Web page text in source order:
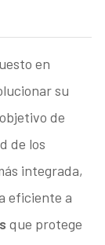
en
su
de
de los
integrada,
eficiente a
que protege